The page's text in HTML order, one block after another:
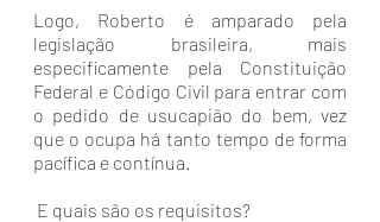
Logo, Roberto é amparado pela
legislação brasileira, mais
especificamente pela Constituição
Federal e Código Civil para entrar com
o pedido de usucapião do bem, vez
que o ocupa há tanto tempo de forma
pacífica e contínua.
E quais são os requisitos?